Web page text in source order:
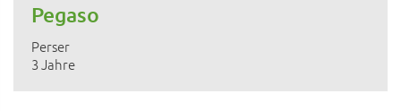
Pegaso
Perser
3 Jahre